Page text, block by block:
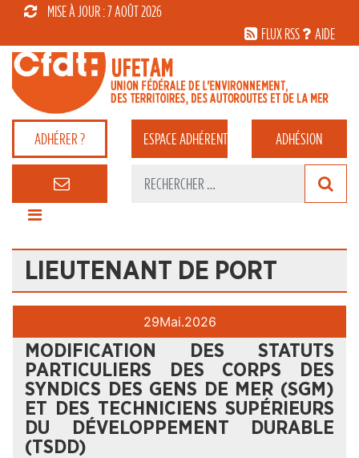
MISE À JOUR : 7 AOÛT 2026
FLUX RSS
AIDE
ADHÉRER ? ESPACEADHÉRENT ADHÉSION
LIEUTENANT DE PORT
29Mai.2026
MODIFICATION DES STATUTS
PARTICULIERS DES CORPS DES
SYNDICS DES GENS DE MER (SGM)
ET DES TECHNICIENS SUPÉRIEURS
DU DÉVELOPPEMENT DURABLE
(TSDD)